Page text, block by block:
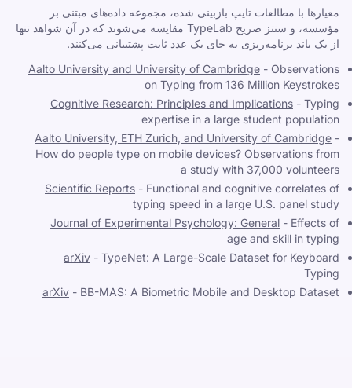
معیارها با مطالعات تایپ بازبینی شده، مجموعه داده‌های مبتنی بر
مؤسسه، و سنتز صریح TypeLab مقایسه می‌شوند که در آن شواهد تنها
از یک باند برنامه‌ریزی به جای یک عدد ثابت پشتیبانی می‌کنند.
Aalto University and University of Cambridge - Observations
on Typing from 136 Million Keystrokes
Cognitive Research: Principles and Implications - Typing
expertise in a large student population
Aalto University, ETH Zurich, and University of Cambridge -
How do people type on mobile devices? Observations from
a study with 37,000 volunteers
Scientific Reports - Functional and cognitive correlates of
typing speed in a large U.S. panel study
Journal of Experimental Psychology: General - Effects of
age and skill in typing
arXiv - TypeNet: A Large-Scale Dataset for Keyboard
Typing
arXiv - BB-MAS: A Biometric Mobile and Desktop Dataset